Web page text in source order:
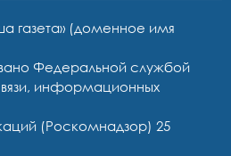
газета» (доменное имя
Федеральной службой
информационных
(Роскомнадзор) 25